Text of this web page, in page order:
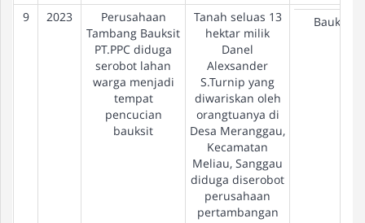
9 2023
Perusahaan
Tambang Bauksit
PT.PPC diduga
serobot lahan
warga menjadi
tempat
pencucian
bauksit
Tanah seluas 13
hektar milik
Danel
Alexsander
S.Turnip yang
diwariskan oleh
orangtuanya di
Desa Meranggau,
Kecamatan
Meliau, Sanggau
diduga diserobot
perusahaan
pertambangan
Bauksit